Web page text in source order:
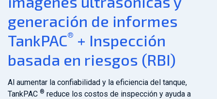
generación de informes
TankPAC® + Inspección
basada en riesgos (RBI)
Al aumentar la confiabilidad y la eficiencia del tanque,
TankPAC ® reduce los costos de inspección y ayuda a